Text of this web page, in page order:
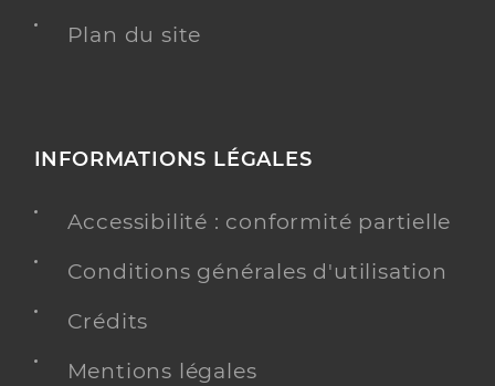
Plan du site
INFORMATIONS LÉGALES
Accessibilité : conformité partielle
Conditions générales d'utilisation
Crédits
Mentions légales